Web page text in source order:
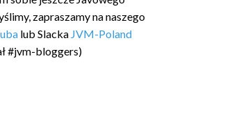
zapraszamy na naszego
lub Slacka JVM-Poland
#jvm-bloggers)